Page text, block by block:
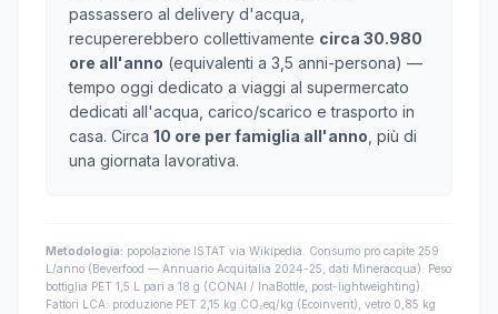
passassero al delivery d'acqua,
recupererebbero collettivamente circa 30.980
ore all'anno (equivalenti a 3,5 anni-persona) —
tempo oggi dedicato a viaggi al supermercato
dedicati all'acqua, carico/scarico e trasporto in
casa. Circa 10 ore per famiglia all'anno , più di
una giornata lavorativa.
Metodologia: popolazione ISTAT via Wikipedia. Consumo pro capite 259
L/anno (Beverfood — Annuario Acquitalia 2024-25, dati Mineracqua). Peso
bottiglia PET 1,5 L pari a 18 g (CONAI / InaBottle, post-lightweighting).
Fattori LCA: produzione PET 2,15 kg CO₂eq/kg (Ecoinvent), vetro 0,85 kg